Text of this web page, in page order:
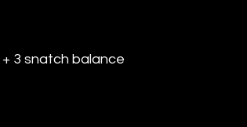
3 snatch balance